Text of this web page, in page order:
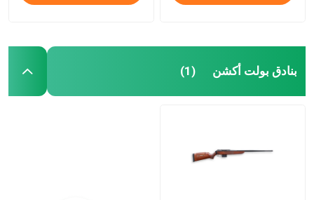
بنادق بولت أكشن (1)